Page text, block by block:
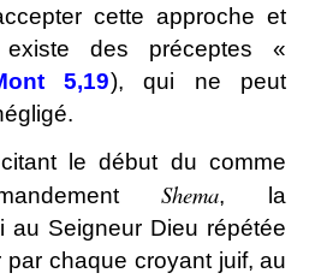
cette approche et
des préceptes «
5,19), qui ne peut
citant le début du comme
Shema, la
au Seigneur Dieu répétée
par chaque croyant juif, au